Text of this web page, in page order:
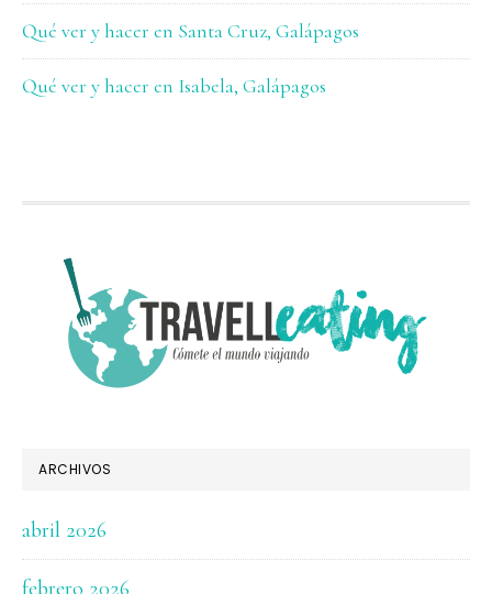
Qué ver y hacer en Santa Cruz, Galápagos
Qué ver y hacer en Isabela, Galápagos
FOOTER
ARCHIVOS
abril 2026
febrero 2026